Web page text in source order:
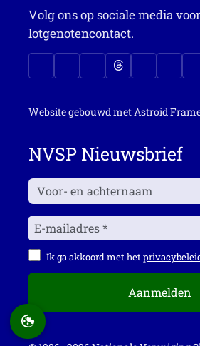
Volg ons op sociale media
lotgenotencontact.
Website gebouwd met Astroid
NVSP Nieuwsbrief
Ik ga akkoord met het
Aanmelden